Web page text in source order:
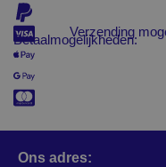
Betaalmogelijkheden:
Verzending
Ons adres: